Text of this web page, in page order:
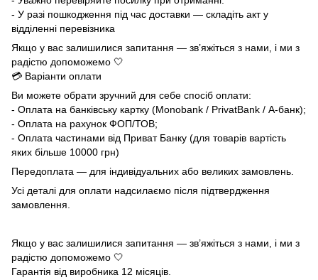
- У разі пошкодження під час доставки — складіть акт у
відділенні перевізника
Якщо у вас залишилися запитання — зв’яжіться з нами, і ми з
радістю допоможемо 🤍
💳 Варіанти оплати
Ви можете обрати зручний для себе спосіб оплати:
- Оплата на банківську картку (Monobank / PrivatBank / А-банк);
- Оплата на рахунок ФОП/ТОВ;
- Оплата частинами від Приват Банку (для товарів вартість
яких більше 10000 грн)
Передоплата — для індивідуальних або великих замовлень.
Усі деталі для оплати надсилаємо після підтвердження
замовлення.
Якщо у вас залишилися запитання — зв’яжіться з нами, і ми з
радістю допоможемо 🤍
Гарантія від виробника 12 місяців.